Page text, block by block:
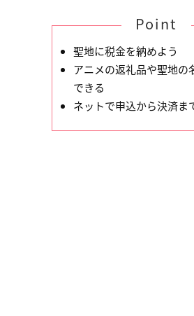
Point
聖地に税金を納めよう
アニメの返礼品や聖地の
できる
ネットで申込から決済ま